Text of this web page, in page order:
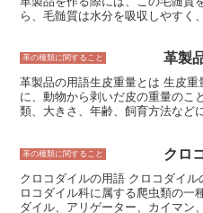
ショナーの増粘剤、口紅やグロス
います。医薬品分野では、ポリビ
どとして使用されています。工業
ールは、塗料や接着剤の増粘剤、
などとして使用されています。 ポリビニルアルコールは、その優れ
た水溶性と粘結性により、様々な
ポリビニルアルコールは、水に溶
い環境では変質しやすく、また、
ら、毛髄質は水分を吸収しやすく
なめしとは、革を薬品に漬けて、
出して、革から取り除かれます。
革の種類に関すること 革製
革製品の用語生皮重量とは 生皮重量とは、皮革の製造工程に入る前
に、動物から剥いだ皮の重量のこ
類、大きさ、年齢、飼育方法など
の牛が生皮の重量は約50kgから70kg
と、それに応じて皮革重量も重く
しかし、生皮の重量が重すぎると
革の種類に関すること クロ
クロコダイルの用語 クロコダイルの分類 クロコダイルは、ワニ目ク
ロコダイル科に属する爬虫類の一
ダイル、アリゲーター、カイマン